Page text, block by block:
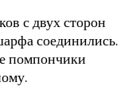
с двух сторон
соединились.
помпончики